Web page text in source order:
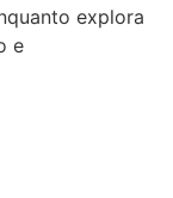
explora
e